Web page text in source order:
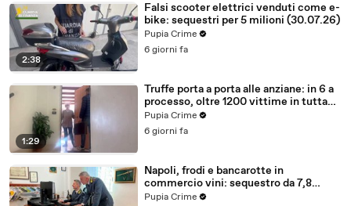
2:38
Falsi scooter elettrici venduti come e-
bike: sequestri per 5 milioni (30.07.26)
Pupia Crime
6 giorni fa
1:29
Truffe porta a porta alle anziane: in 6 a
processo, oltre 1200 vittime in tutta
Italia (30.07.26)
Pupia Crime
6 giorni fa
Napoli, frodi e bancarotte in
commercio vini: sequestro da 7,8
milioni (30.07.26)
Pupia Crime